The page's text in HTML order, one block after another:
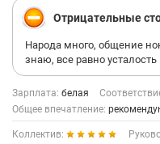
Отрицательные
Народа много, общение
знаю, все равно усталость
Зарплата: белая
Общее впечатление:
Коллектив: